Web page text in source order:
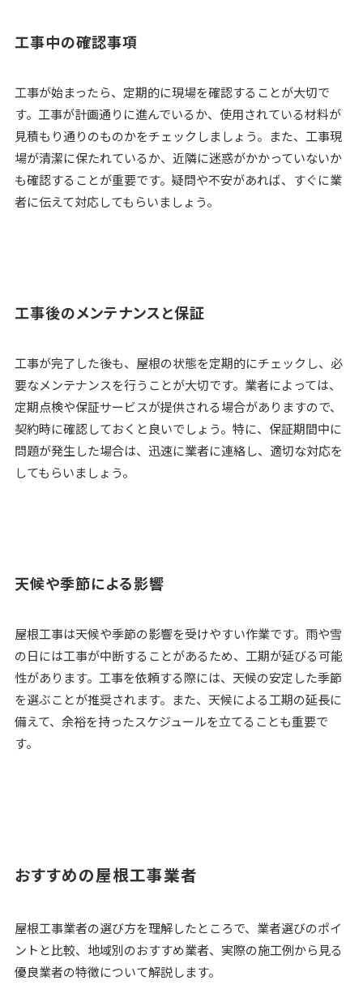
工事中の確認事項
工事が始まったら、定期的に現場を確認することが大切で
す。工事が計画通りに進んでいるか、使用されている材料が
見積もり通りのものかをチェックしましょう。また、工事現
場が清潔に保たれているか、近隣に迷惑がかかっていないか
も確認することが重要です。疑問や不安があれば、すぐに業
者に伝えて対応してもらいましょう。
工事後のメンテナンスと保証
工事が完了した後も、屋根の状態を定期的にチェックし、必
要なメンテナンスを行うことが大切です。業者によっては、
定期点検や保証サービスが提供される場合がありますので、
契約時に確認しておくと良いでしょう。特に、保証期間中に
問題が発生した場合は、迅速に業者に連絡し、適切な対応を
してもらいましょう。
天候や季節による影響
屋根工事は天候や季節の影響を受けやすい作業です。雨や雪
の日には工事が中断することがあるため、工期が延びる可能
性があります。工事を依頼する際には、天候の安定した季節
を選ぶことが推奨されます。また、天候による工期の延長に
備えて、余裕を持ったスケジュールを立てることも重要で
す。
おすすめの屋根工事業者
屋根工事業者の選び方を理解したところで、業者選びのポイ
ントと比較、地域別のおすすめ業者、実際の施工例から見る
優良業者の特徴について解説します。